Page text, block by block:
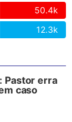
50.4k
12.3k
Pastor erra
caso